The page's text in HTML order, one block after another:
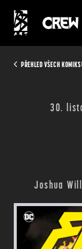
PŘEHLED VŠECH
30.
Joshua